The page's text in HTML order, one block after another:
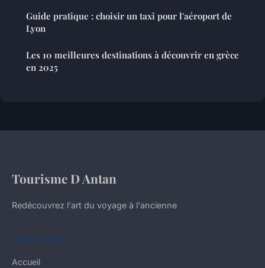
Guide pratique : choisir un taxi pour l'aéroport de
Lyon
Les 10 meilleures destinations à découvrir en grèce
en 2025
Tourisme D Antan
Redécouvrez l'art du voyage à l'ancienne
NAVIGATION
Accueil